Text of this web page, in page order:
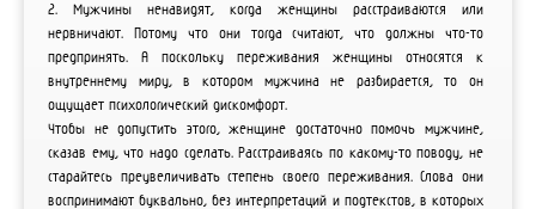
2. Мужчины ненавидят, когда женщины расстраиваются или
нервничают. Потому что они тогда считают, что должны что-то
предпринять. А поскольку переживания женщины относятся к
внутреннему миру, в котором мужчина не разбирается, то он
ощущает психологический дискомфорт.
Чтобы не допустить этого, женщине достаточно помочь мужчине,
сказав ему, что надо сделать. Расстраиваясь по какому-то поводу, не
старайтесь преувеличивать степень своего переживания. Слова они
воспринимают буквально, без интерпретаций и подтекстов, в которых